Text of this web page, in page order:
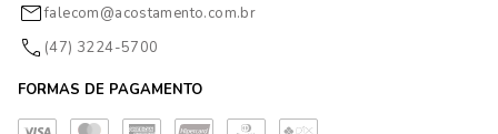
falecom@acostamento.com.br
(47) 3224-5700
FORMAS DE PAGAMENTO